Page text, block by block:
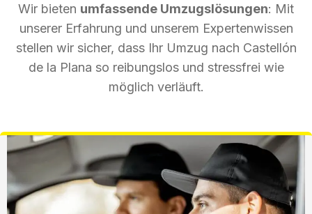
Wir bieten umfassende Umzugslösungen: Mit
unserer Erfahrung und unserem Expertenwissen
stellen wir sicher, dass Ihr Umzug nach Castellón
de la Plana so reibungslos und stressfrei wie
möglich verläuft.